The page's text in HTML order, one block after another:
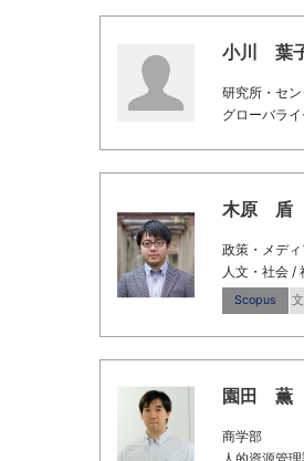
小川 葉
研究所・セ
グローバラ
木原 盾
政策・メデ
人文・社会 /
Scopus
園田 薫
商学部